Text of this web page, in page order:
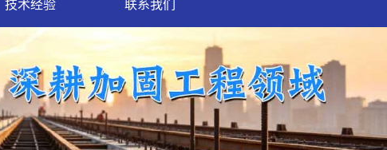
技术经验 联系我们